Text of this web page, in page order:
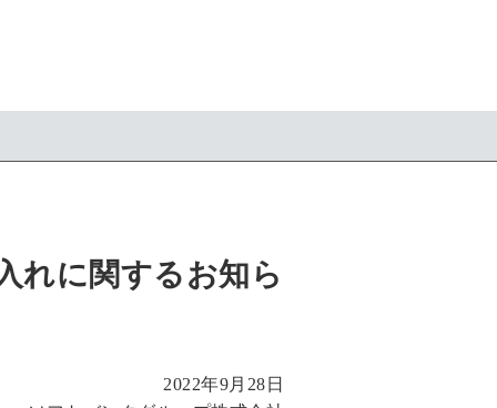
れに関するお知ら
2022年9月28日